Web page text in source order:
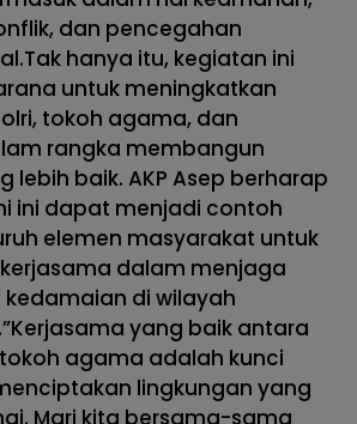
dan pencegahan
hanya itu, kegiatan ini
untuk meningkatkan
tokoh agama, dan
rangka membangun
lebih baik. AKP Asep berharap
ini dapat menjadi contoh
elemen masyarakat untuk
dalam menjaga
di wilayah
yang baik antara
agama adalah kunci
lingkungan yang
Mari kita bersama-sama